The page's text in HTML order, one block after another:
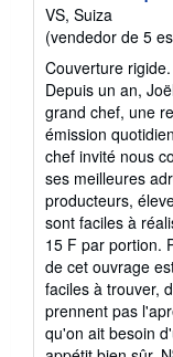
VS, Suiza
(vendedor de 5
Couverture
Depuis un an,
grand chef, une
émission
chef invité nous
ses meilleures
producteurs,
sont faciles à
15 F par portion.
de cet ouvrage
faciles à trouver,
prennent pas
qu'on ait besoin